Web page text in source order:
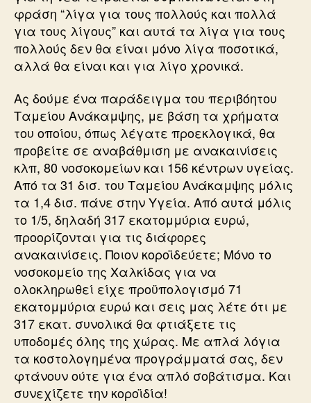
φράση “λίγα για τους πολλούς και πολλά
για τους λίγους” και αυτά τα λίγα για τους
πολλούς δεν θα είναι μόνο λίγα ποσοτικά,
αλλά θα είναι και για λίγο χρονικά.
Ας δούμε ένα παράδειγμα του περιβόητου
Ταμείου Ανάκαμψης, με βάση τα χρήματα
του οποίου, όπως λέγατε προεκλογικά, θα
προβείτε σε αναβάθμιση με ανακαινίσεις
κλπ, 80 νοσοκομείων και 156 κέντρων υγείας.
Από τα 31 δισ. του Ταμείου Ανάκαμψης μόλις
τα 1,4 δισ. πάνε στην Υγεία. Από αυτά μόλις
το 1/5, δηλαδή 317 εκατομμύρια ευρώ,
προορίζονται για τις διάφορες
ανακαινίσεις. Ποιον κοροϊδεύετε; Μόνο το
νοσοκομείο της Χαλκίδας για να
ολοκληρωθεί είχε προϋπολογισμό 71
εκατομμύρια ευρώ και σεις μας λέτε ότι με
317 εκατ. συνολικά θα φτιάξετε τις
υποδομές όλης της χώρας. Με απλά λόγια
τα κοστολογημένα προγράμματά σας, δεν
φτάνουν ούτε για ένα απλό σοβάτισμα. Και
συνεχίζετε την κοροϊδία!